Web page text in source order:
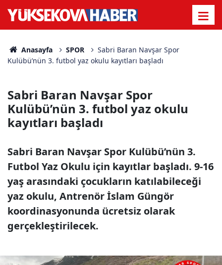
Anasayfa SPOR
Sabri Baran Navşar Spor
Kulübü’nün 3. futbol yaz okulu kayıtları başladı
Sabri Baran Navşar Spor
Kulübü’nün 3. futbol yaz okulu
kayıtları başladı
Sabri Baran Navşar Spor Kulübü’nün 3.
Futbol Yaz Okulu için kayıtlar başladı. 9-16
yaş arasındaki çocukların katılabileceği
yaz okulu, Antrenör İslam Güngör
koordinasyonunda ücretsiz olarak
gerçekleştirilecek.